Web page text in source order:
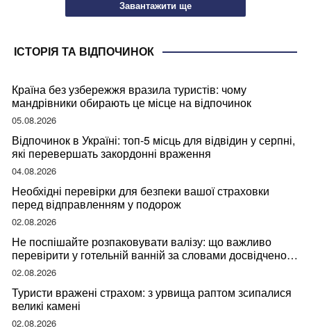
Завантажити ще
ІСТОРІЯ ТА ВІДПОЧИНОК
Країна без узбережжя вразила туристів: чому
мандрівники обирають це місце на відпочинок
05.08.2026
Відпочинок в Україні: топ-5 місць для відвідин у серпні,
які перевершать закордонні враження
04.08.2026
Необхідні перевірки для безпеки вашої страховки
перед відправленням у подорож
02.08.2026
Не поспішайте розпаковувати валізу: що важливо
перевірити у готельній ванній за словами досвідченої
мандрівниці
02.08.2026
Туристи вражені страхом: з урвища раптом зсипалися
великі камені
02.08.2026